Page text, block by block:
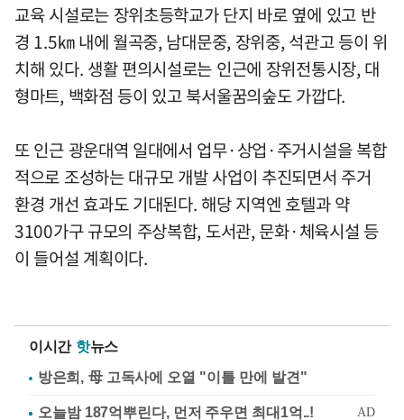
교육 시설로는 장위초등학교가 단지 바로 옆에 있고 반
경 1.5㎞ 내에 월곡중, 남대문중, 장위중, 석관고 등이 위
치해 있다. 생활 편의시설로는 인근에 장위전통시장, 대
형마트, 백화점 등이 있고 북서울꿈의숲도 가깝다.
또 인근 광운대역 일대에서 업무·상업·주거시설을 복합
적으로 조성하는 대규모 개발 사업이 추진되면서 주거
환경 개선 효과도 기대된다. 해당 지역엔 호텔과 약
3100가구 규모의 주상복합, 도서관, 문화·체육시설 등
이 들어설 계획이다.
이시간 핫뉴스
방은희, 母 고독사에 오열 "이틀 만에 발견"